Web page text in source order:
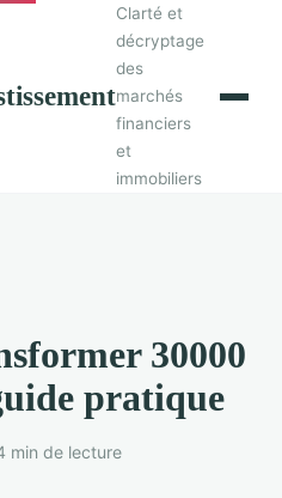
Clarté et
décryptage
des
marchés
financiers
et
immobiliers
30000
pratique
min de lecture